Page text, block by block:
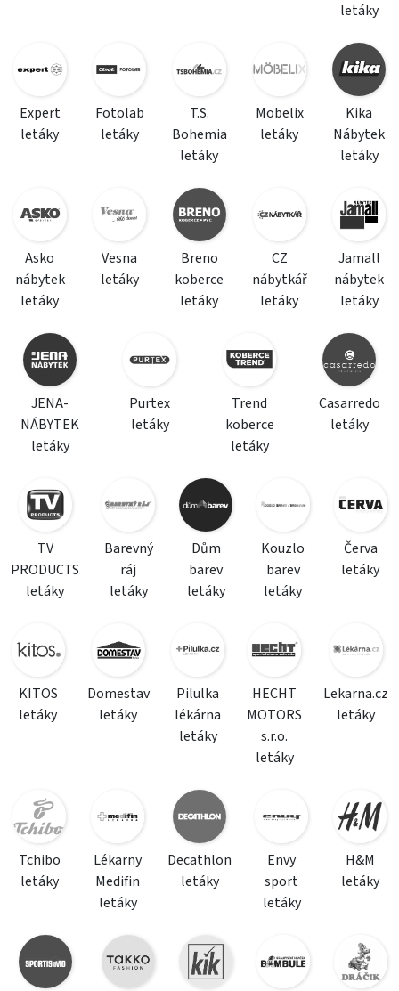
letáky
Expert
letáky
Fotolab
letáky
T.S.
Bohemia
letáky
Mobelix
letáky
Kika
Nábytek
letáky
Asko
nábytek
letáky
Vesna
letáky
Breno
koberce
letáky
CZ
nábytkář
letáky
Jamall
nábytek
letáky
JENA-
NÁBYTEK
letáky
Purtex
letáky
Trend
koberce
letáky
Casarredo
letáky
TV
PRODUCTS
letáky
Barevný
ráj
letáky
Dům
barev
letáky
Kouzlo
barev
letáky
Červa
letáky
KITOS
letáky
Domestav
letáky
Pilulka
lékárna
letáky
HECHT
MOTORS
s.r.o.
letáky
Lekarna.cz
letáky
Tchibo
letáky
Lékarny
Medifin
letáky
Decathlon
letáky
Envy
sport
letáky
H&M
letáky